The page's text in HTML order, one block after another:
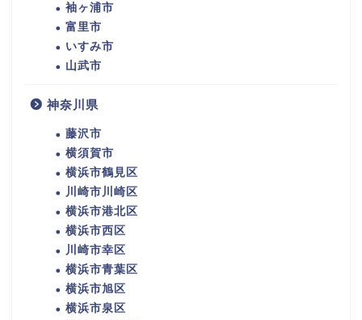
袖ヶ浦市
富里市
いすみ市
山武市
神奈川県
藤沢市
横須賀市
横浜市鶴見区
川崎市川崎区
横浜市港北区
横浜市西区
川崎市幸区
横浜市青葉区
横浜市旭区
横浜市泉区